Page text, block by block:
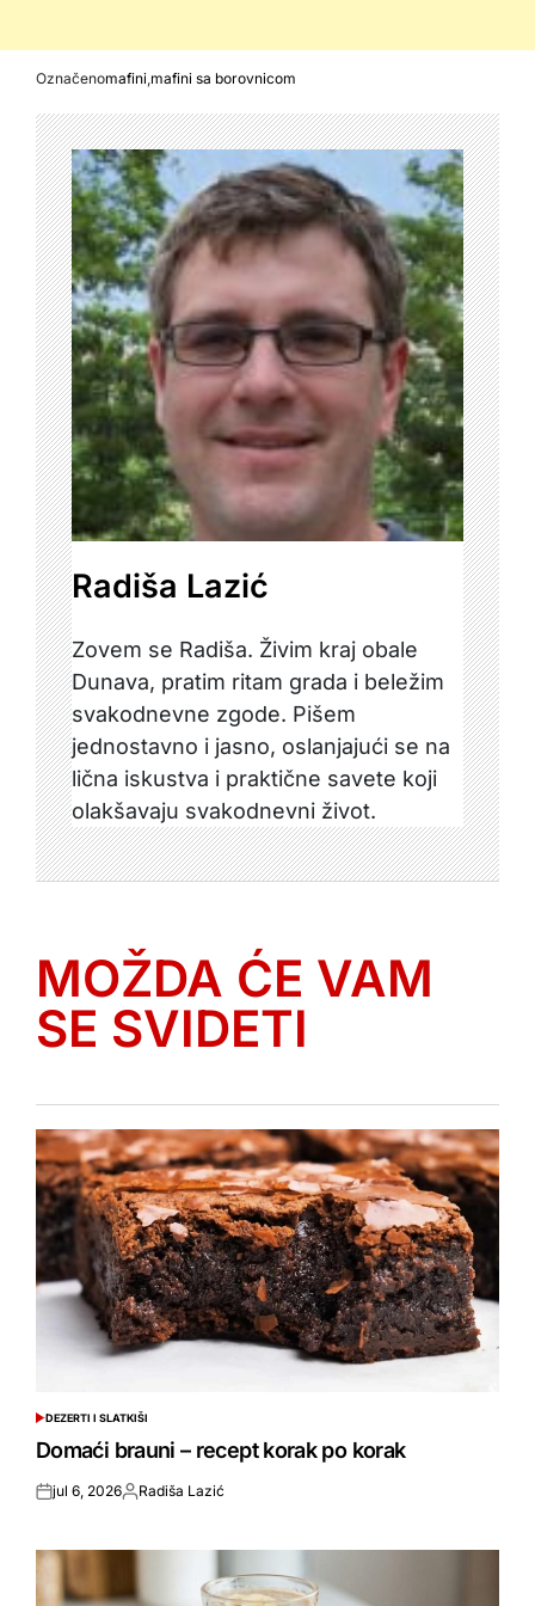
Označenomafini mafini sa borovnicom
Radiša Lazić
Zovem se Radiša. Živim kraj obale
Dunava, pratim ritam grada i beležim
svakodnevne zgode. Pišem
jednostavno i jasno, oslanjajući se na
lična iskustva i praktične savete koji
olakšavaju svakodnevni život.
MOŽDA ĆE VAM
SE SVIDETI
POSTED
IN
DEZERTI I SLATKIŠI
Domaći brauni – recept korak po korak
Objavljeno
jul 6, 2026Objavio
Radiša Lazić